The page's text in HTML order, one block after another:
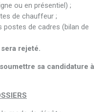
ou en présentiel) ;
de chauffeur ;
postes de cadres (bilan de
rejeté.
sa candidature à